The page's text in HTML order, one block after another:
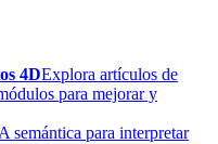
4DExplora artículos de
para mejorar y
semántica para interpretar